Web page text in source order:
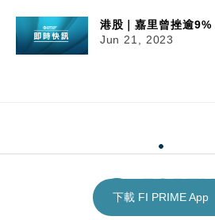
港股｜嘉里曾挫逾
Jun 21, 2023
下載 FI PRIME App